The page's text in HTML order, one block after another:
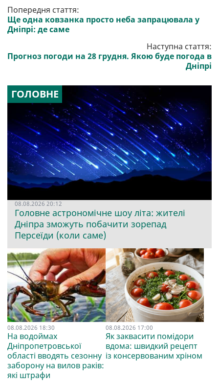
Попередня стаття:
Ще одна ковзанка просто неба запрацювала у
Дніпрі: де саме
Наступна стаття:
Прогноз погоди на 28 грудня. Якою буде погода в
Дніпрі
ГОЛОВНЕ
08.08.2026 20:12
Головне астрономічне шоу літа: жителі
Дніпра зможуть побачити зорепад
Персеїди (коли саме)
08.08.2026 18:30
На водоймах
Дніпропетровської
області вводять сезонну
заборону на вилов раків:
які штрафи
08.08.2026 17:00
Як заквасити помідори
вдома: швидкий рецепт
із консервованим хріном